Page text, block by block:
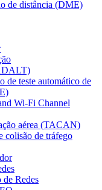
de distância (DME)
de teste automático de
Wi-Fi Channel
aérea (TACAN)
colisão de tráfego
de Redes